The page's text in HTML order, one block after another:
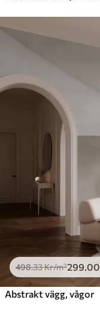
498.33Kr/m²299 .00
Abstrakt vägg, vågor